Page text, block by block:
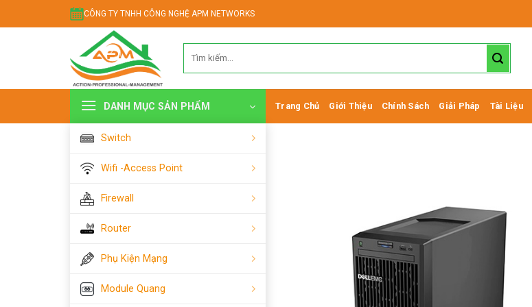
đến
CÔNG TY TNHH CÔNG NGHỆ APM NETWORKS
kiếm:
DANH MỤC SẢN PHẨM
Switch
Wifi -Access Point
Firewall
Router
Phụ Kiện Mạng
Module Quang
Trang Chủ Giới Thiệu Chính Sách Giải Pháp Tài Liệu